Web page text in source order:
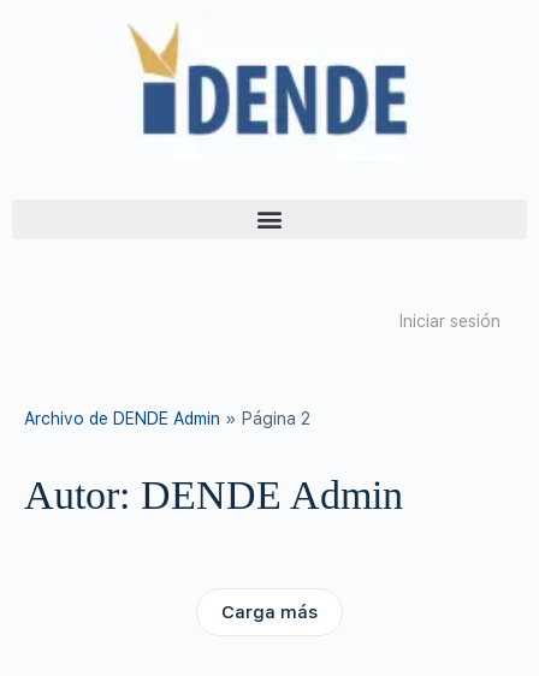
Iniciar sesión
Archivo de DENDE Admin » Página 2
Autor: DENDE Admin
Carga más